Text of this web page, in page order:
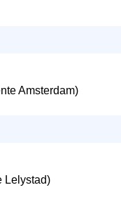
Amsterdam)
Lelystad)